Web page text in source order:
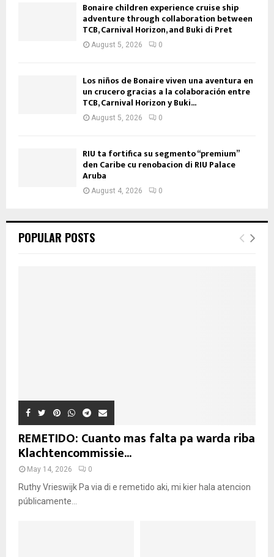
Bonaire children experience cruise ship
adventure through collaboration between
TCB, Carnival Horizon, and Buki di Pret
August 5, 2026 0
Los niños de Bonaire viven una aventura en
un crucero gracias a la colaboración entre
TCB, Carnival Horizon y Buki...
August 5, 2026 0
RIU ta fortifica su segmento “premium”
den Caribe cu renobacion di RIU Palace
Aruba
August 4, 2026 0
POPULAR POSTS
REMETIDO: Cuanto mas falta pa warda riba
Klachtencommissie...
May 14, 2026 0
Ruthy Vrieswijk Pa via di e remetido aki, mi kier hala atencion
públicamente...